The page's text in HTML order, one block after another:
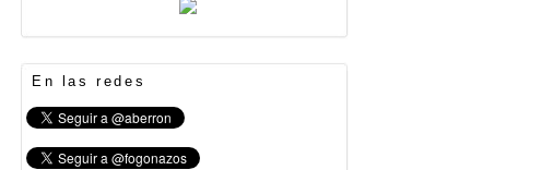
En las redes